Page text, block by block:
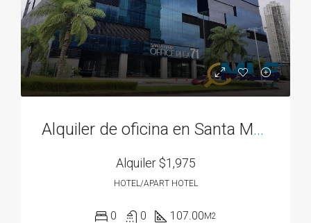
Alquiler de oficina en Santa María Business District
Alquiler$1,975
HOTEL/APART HOTEL
0 0 107.00M2